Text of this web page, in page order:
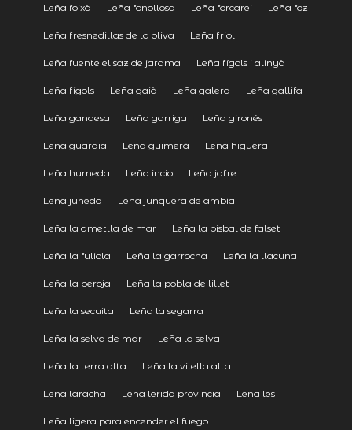
Leña foixà Leña fonollosa Leña forcarei Leña foz
Leña fresnedillas de la oliva Leña friol
Leña fuente el saz de jarama Leña fígols i alinyà
Leña fígols Leña gaià Leña galera Leña gallifa
Leña gandesa Leña garriga Leña gironés
Leña guardia Leña guimerà Leña higuera
Leña humeda Leña incio Leña jafre
Leña juneda Leña junquera de ambía
Leña la ametlla de mar Leña la bisbal de falset
Leña la fuliola Leña la garrocha Leña la llacuna
Leña la peroja Leña la pobla de lillet
Leña la secuita Leña la segarra
Leña la selva de mar Leña la selva
Leña la terra alta Leña la vilella alta
Leña laracha Leña lerida provincia Leña les
Leña ligera para encender el fuego